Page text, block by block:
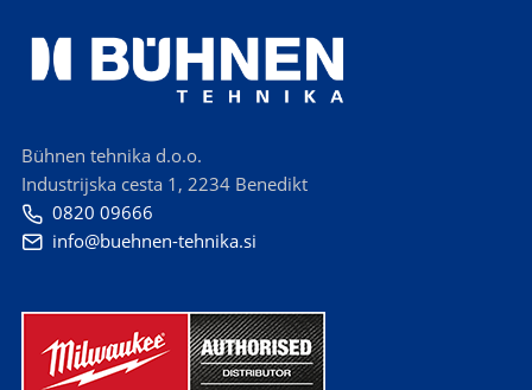
Bühnen tehnika d.o.o.
Industrijska cesta 1, 2234 Benedikt
 0820 09666
 info@buehnen-tehnika.si